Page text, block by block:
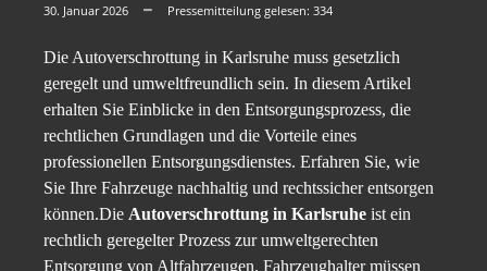
30. Januar 2026 Pressemitteilung gelesen: 334
Die Autoverschrottung in Karlsruhe muss gesetzlich
geregelt und umweltfreundlich sein. In diesem Artikel
erhalten Sie Einblicke in den Entsorgungsprozess, die
rechtlichen Grundlagen und die Vorteile eines
professionellen Entsorgungsdienstes. Erfahren Sie, wie
Sie Ihre Fahrzeuge nachhaltig und rechtssicher entsorgen
können.Die Autoverschrottung in Karlsruhe ist ein
rechtlich geregelter Prozess zur umweltgerechten
Entsorgung von Altfahrzeugen. Fahrzeughalter müssen